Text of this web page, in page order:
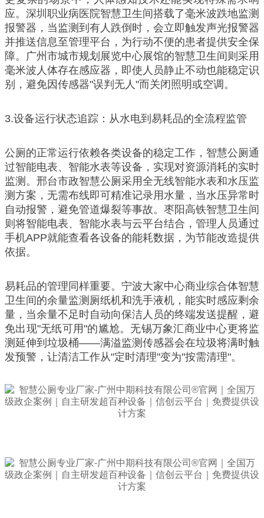
应。深圳职业病医院智慧卫生间搭载了毫米波跌地监测
报警器，当监测到有人跌倒时，会立即触发声光报警器
并推送信息至管理平台，为行动不便的患者提供安全保
障。广州市城市规划展览中心展馆的智慧卫生间则采用
毫米波人体存在感应器，即使人员静止不动也能稳定识
别，避免因传感器"误判无人"而关闭照明或空调。
3.设备运行状态追踪：从水电到易耗品的全流程监管
公厕的正常运行依赖各类设备的稳定工作，智慧公厕通
过智能电表、智能水表等设备，实现对资源消耗的实时
监测。邢台市政智慧公厕采用全无线智能水表和水压监
测方案，无需布线即可精准记录用水量，当水压异常时
自动报警，避免管道爆裂等事故。枣阳高铁智慧卫生间
则将智能电表、智能水表与云平台结合，管理人员通过
手机APP就能查看各设备的能耗数据，为节能改造提供
依据。
易耗品的管理同样重要。宁波大家中心商业综合体智慧
卫生间的余量监测厕纸机和洗手液机，能实时感应剩余
量，当余量不足时自动向保洁人员的终端发送提醒，避
免出现"无纸可用"的尴尬。无锡万象汇商业中心更将监
测延伸到垃圾桶——满溢监测传感器会在垃圾将满时触
发预警，让清洁工作从"定时清理"变为"按需清理"。